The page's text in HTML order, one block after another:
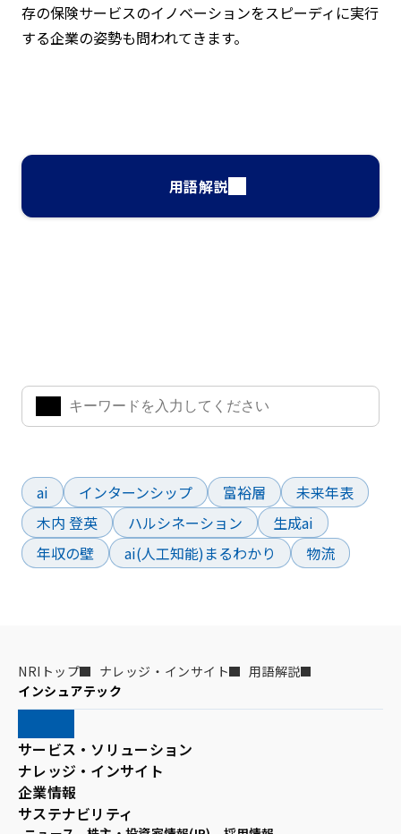
存の保険サービスのイノベーションをスピーディに実行
する企業の姿勢も問われてきます。
用語解説
ai
インターンシップ 富裕層
未来年表
木内 登英
ハルシネーション
生成ai
年収の壁
ai(人工知能)まるわかり 物流
NRIトップ ナレッジ・インサイト
用語解説
インシュアテック
サービス・ソリューション
ナレッジ・インサイト
企業情報
サステナビリティ